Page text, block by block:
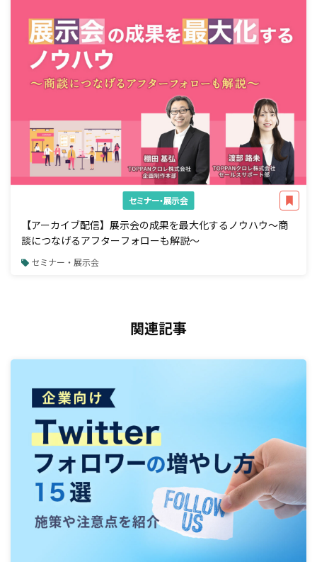
セミナー・展示会
【アーカイブ配信】展示会の成果を最大化するノウハウ～商
談につなげるアフターフォローも解説～
セミナー・展示会
関連記事